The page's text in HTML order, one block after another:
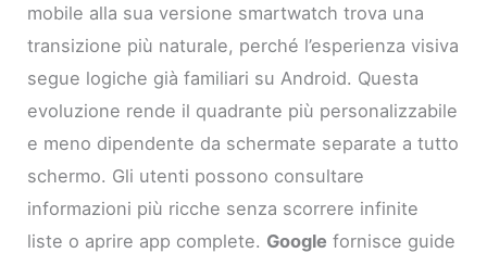
mobile alla sua versione smartwatch trova una
transizione più naturale, perché l’esperienza visiva
segue logiche già familiari su Android. Questa
evoluzione rende il quadrante più personalizzabile
e meno dipendente da schermate separate a tutto
schermo. Gli utenti possono consultare
informazioni più ricche senza scorrere infinite
liste o aprire app complete. Google fornisce guide